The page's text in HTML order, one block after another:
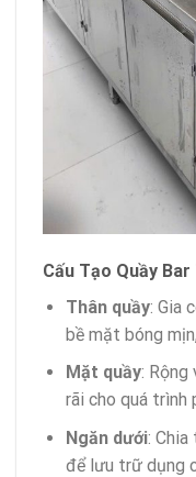
Cấu Tạo Quầy
Thân quầy: Gia
bề mặt bóng
Mặt quầy: Rộng
rãi cho quá trình
Ngăn dưới: Chia
để lưu trữ dụng